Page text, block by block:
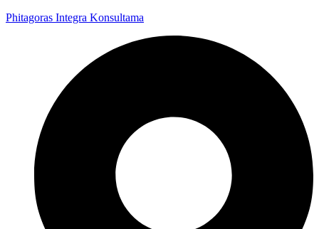
Phitagoras Integra Konsultama